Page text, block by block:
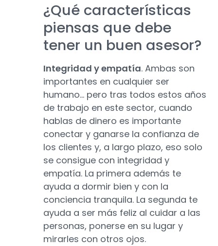
¿Qué características
piensas que debe
tener un buen asesor?
Integridad y empatía. Ambas son
importantes en cualquier ser
humano… pero tras todos estos años
de trabajo en este sector, cuando
hablas de dinero es importante
conectar y ganarse la confianza de
los clientes y, a largo plazo, eso solo
se consigue con integridad y
empatía. La primera además te
ayuda a dormir bien y con la
conciencia tranquila. La segunda te
ayuda a ser más feliz al cuidar a las
personas, ponerse en su lugar y
mirarles con otros ojos.